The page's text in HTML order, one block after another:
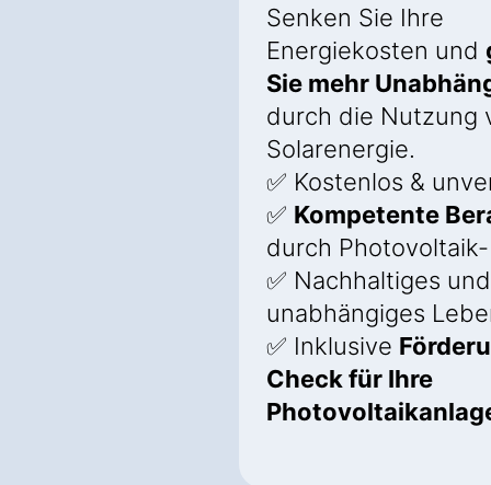
Senken Sie Ihre
Energiekosten und
Sie mehr
durch die Nutzung
Solarenergie.
✅ Kostenlos &
✅ Kompetente
durch
✅ Nachhaltiges und
unabhängiges
✅ Inklusive
Check für Ihre